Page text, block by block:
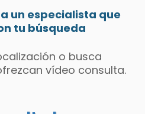
un especialista que
tu búsqueda
o busca
vídeo consulta.